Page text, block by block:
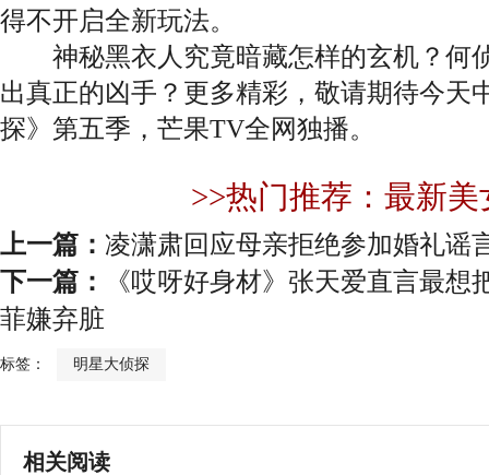
得不开启全新玩法。
神秘黑衣人究竟暗藏怎样的玄机？何
出真正的凶手？更多精彩，敬请期待今天
探》第五季，芒果TV全网独播。
>>热门推荐：最新美
上一篇： 凌潇肃回应母亲拒绝参加婚礼谣
下一篇：
《哎呀好身材》张天爱直言最想
菲嫌弃脏
标签： 明星大侦探
相关阅读